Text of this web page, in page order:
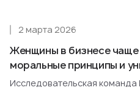
Женщины в бизнесе
моральные принципы и
2 марта 2026
Исследовательская